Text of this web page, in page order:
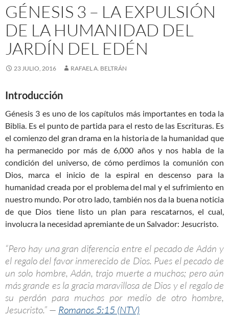
GÉNESIS 3 – LA EXPULSIÓN
DE LA HUMANIDAD DEL
JARDÍN DEL EDÉN
23 JULIO, 2016 RAFAEL A. BELTRÁN
Introducción
Génesis 3 es uno de los capítulos más importantes en toda la
Biblia. Es el punto de partida para el resto de las Escrituras. Es
el comienzo del gran drama en la historia de la humanidad que
ha permanecido por más de 6,000 años y nos habla de la
condición del universo, de cómo perdimos la comunión con
Dios, marca el inicio de la espiral en descenso para la
humanidad creada por el problema del mal y el sufrimiento en
nuestro mundo. Por otro lado, también nos da la buena noticia
de que Dios tiene listo un plan para rescatarnos, el cual,
involucra la necesidad apremiante de un Salvador: Jesucristo.
“Pero hay una gran diferencia entre el pecado de Adán y
el regalo del favor inmerecido de Dios. Pues el pecado de
un solo hombre, Adán, trajo muerte a muchos; pero aún
más grande es la gracia maravillosa de Dios y el regalo de
su perdón para muchos por medio de otro hombre,
Jesucristo.” — Romanos 5:15 (NTV)